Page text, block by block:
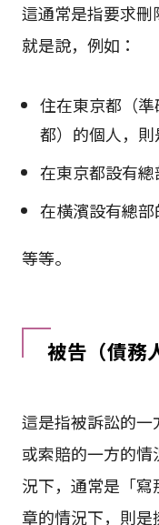
這通常是指要求
就是說，例如：
住在東京都（
都）的個人，
在東京都設有
在橫濱設有總
等等。
被告（債務
這是指被訴訟的
或索賠的一方的
況下，通常是「
章的情況下，則